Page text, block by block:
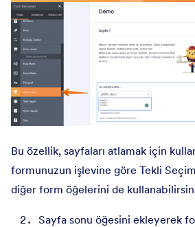
Bu özellik, sayfaları atlamak için
formunuzun işlevine göre Tekli
diğer form öğelerini de
Sayfa sonu öğesini ekleyerek